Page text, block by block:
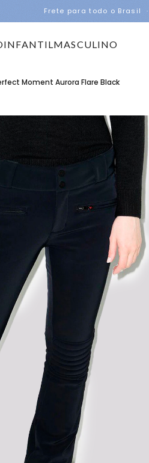
Frete para todo o Brasil
INFANTILMASCULINO
Moment Aurora Flare Black